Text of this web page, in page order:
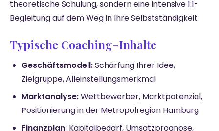
theoretische Schulung, sondern eine intensive 1:1-
Begleitung auf dem Weg in Ihre Selbstständigkeit.
Typische Coaching-Inhalte
Geschäftsmodell:Schärfung Ihrer Idee,
Zielgruppe, Alleinstellungsmerkmal
Marktanalyse:Wettbewerber, Marktpotenzial,
Positionierung in der Metropolregion Hamburg
Finanzplan: Kapitalbedarf, Umsatzprognose,